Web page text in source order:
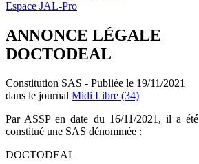
Espace JAL-Pro
ANNONCE LÉGALE
DOCTODEAL
Constitution SAS - Publiée le 19/11/2021
dans le journal Midi Libre (34)
Par ASSP en date du 16/11/2021, il a été
constitué une SAS dénommée :
DOCTODEAL